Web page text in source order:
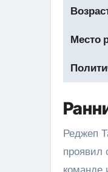
Место
Реджеп
проявил